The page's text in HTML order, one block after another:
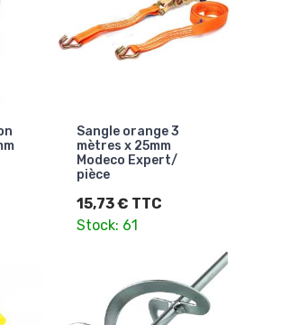
Sangle orange 3
mètres x 25mm
Modeco Expert/
pièce
15,73 € TTC
Stock: 61